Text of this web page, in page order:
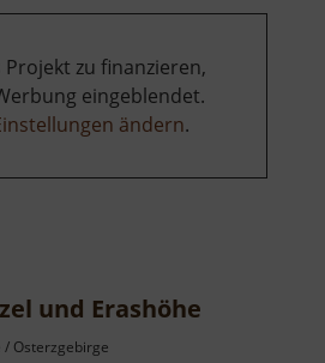
Projekt zu finanzieren,
eingeblendet.
ändern.
und Erashöhe
Osterzgebirge